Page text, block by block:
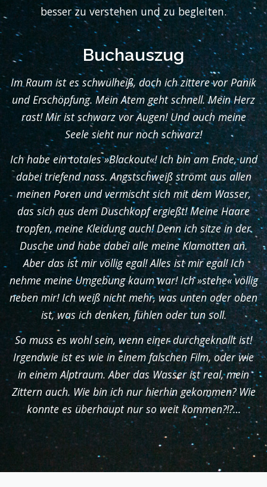
besser zu verstehen und zu begleiten.
Buchauszug
Im Raum ist es schwülheiß, doch ich zittere vor Panik
und Erschöpfung. Mein Atem geht schnell. Mein Herz
rast! Mir ist schwarz vor Augen! Und auch meine
Seele sieht nur noch schwarz!
Ich habe ein totales »Blackout«! Ich bin am Ende, und
dabei triefend nass. Angstschweiß strömt aus allen
meinen Poren und vermischt sich mit dem Wasser,
das sich aus dem Duschkopf ergießt! Meine Haare
tropfen, meine Kleidung auch! Denn ich sitze in der
Dusche und habe dabei alle meine Klamotten an.
Aber das ist mir völlig egal! Alles ist mir egal! Ich
nehme meine Umgebung kaum war! Ich »stehe« völlig
neben mir! Ich weiß nicht mehr, was unten oder oben
ist, was ich denken, fühlen oder tun soll.
So muss es wohl sein, wenn einer durchgeknallt ist!
Irgendwie ist es wie in einem falschen Film, oder wie
in einem Alptraum. Aber das Wasser ist real, mein
Zittern auch. Wie bin ich nur hierhin gekommen? Wie
konnte es überhaupt nur so weit kommen?!?…